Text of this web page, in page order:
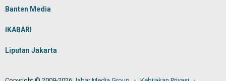
Banten Media
IKABARI
Liputan Jakarta